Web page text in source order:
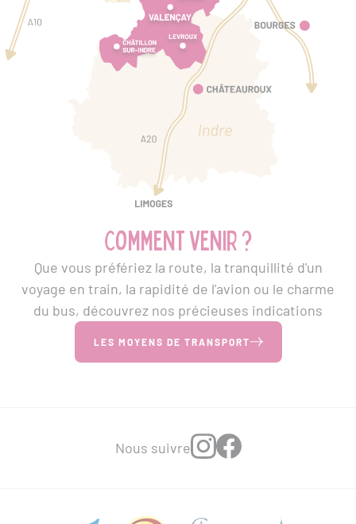
Comment venir ?
Que vous préfériez la route, la tranquillité d'un
voyage en train, la rapidité de l'avion ou le charme
du bus, découvrez nos précieuses indications
LES MOYENS DE TRANSPORT
Nous suivre